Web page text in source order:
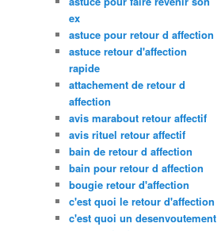
ex
astuce pour retour d affection
astuce retour d'affection
rapide
attachement de retour d
affection
avis marabout retour affectif
avis rituel retour affectif
bain de retour d affection
bain pour retour d affection
bougie retour d'affection
c'est quoi le retour d'affection
c'est quoi un desenvoutement